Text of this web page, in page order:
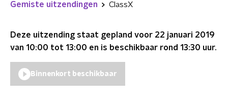
Gemiste uitzendingen ClassX
Deze uitzending staat gepland voor 22 januari 2019
van 10:00 tot 13:00 en is beschikbaar rond 13:30 uur.
Binnenkort beschikbaar